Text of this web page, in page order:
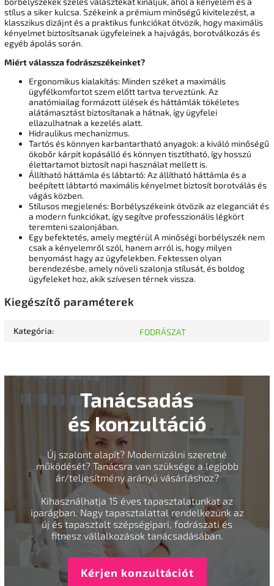
stílus a siker kulcsa. Székeink a prémium minőségű kivitelezést, a
klasszikus dizájnt és a praktikus funkciókat ötvözik, hogy maximális
kényelmet biztosítsanak ügyfeleinek a hajvágás, borotválkozás és
egyéb ápolás során.
Miért válassza fodrászszékeinket?
Ergonomikus kialakítás: Minden széket a maximális
ügyfélkomfortot szem előtt tartva terveztünk. Az
anatómiailag formázott ülések és háttámlák tökéletes
alátámasztást biztosítanak a hátnak, így ügyfelei
ellazulhatnak a kezelés alatt.
Hidraulikus mechanizmus.
Tartós és könnyen karbantartható anyagok: a kiváló minőségű
ökobőr kárpit kopásálló és könnyen tisztítható, így hosszú
élettartamot biztosít napi használat mellett is.
Állítható háttámla és lábtartó: Az állítható háttámla és a
beépített lábtartó maximális kényelmet biztosít borotválás és
vágás közben.
Stílusos megjelenés: Borbélyszékeink ötvözik az eleganciát és
a modern funkciókat, így segítve professzionális légkört
teremteni szalonjában.
Egy befektetés, amely megtérül A minőségi borbélyszék nem
csak a kényelemről szól, hanem arról is, hogy milyen
benyomást hagy az ügyfelekben. Fektessen olyan
berendezésbe, amely növeli szalonja stílusát, és boldog
ügyfeleket hoz, akik szívesen térnek vissza.
Kiegészítő paraméterek
Kategória: FODRÁSZAT
Tanácsadás
és konzultáció
Új szalont alapít? Modernizálni szeretné
működését? Tanácsra van szüksége a legjobb
ár/teljesítmény arányú vásárláshoz?
Kihasználhatja 15 éves tapasztalatunkat az
iparágban. Nagy tapasztalattal rendelkezünk az
új és tapasztalt szépségipari, fodrászati és
fitnesz vállalkozások tanácsadásában.
Kérjen konzultációt